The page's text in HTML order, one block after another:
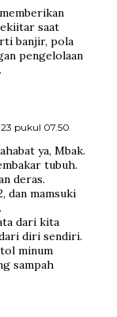
saat
banjir, pola
pengelolaan
pukul 07.50
ya, Mbak.
tubuh.
deras.
dan mamsuki
dari kita
diri sendiri.
minum
sampah